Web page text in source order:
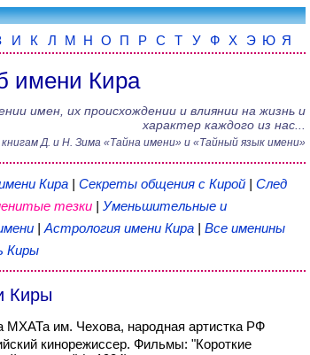
И К Л М Н О П Р С Т У Ф Х Э Ю Я
имени Кира
имен, их происхождении и влиянии на жизнь и
характер каждого из нас...
Д. и Н. Зима«Тайна имени» и «Тайный язык имени»
Кира| Секреты общения с Кирой | След
тезки| Уменьшительные и
| Астрология имени Кира| Все именины
Киры
Киры
МХАТа им. Чехова, народная артистка РФ
кинорежиссер. Фильмы: "Короткие